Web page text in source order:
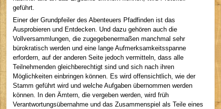
geführt.
Einer der Grundpfeiler des Abenteuers Pfadfinden ist das
Ausprobieren und Entdecken. Und dazu gehören auch die
Vollversammlungen, die zugegebenermaßen manchmal sehr
bürokratisch werden und eine lange Aufmerksamkeitsspanne
erfordern, auf der anderen Seite jedoch vermitteln, dass alle
Teilnehmenden gleichberechtigt sind und sich nach ihren
Möglichkeiten einbringen können. Es wird offensichtlich, wie der
Stamm geführt wird und welche Aufgaben übernommen werden
können. In den Ämtern, die vergeben werden, wird früh
Verantwortungsübernahme und das Zusammenspiel als Teile eines